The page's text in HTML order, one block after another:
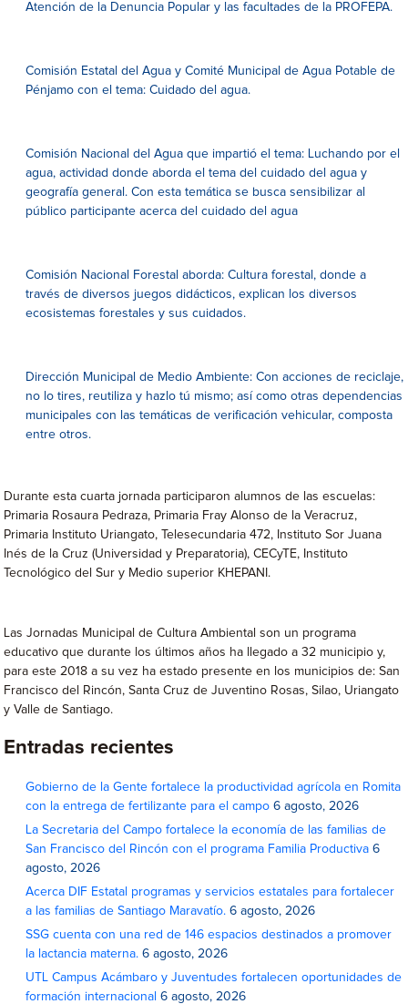
Atención de la Denuncia Popular y las facultades de la PROFEPA.
Comisión Estatal del Agua y Comité Municipal de Agua Potable de
Pénjamo con el tema: Cuidado del agua.
Comisión Nacional del Agua que impartió el tema: Luchando por el
agua, actividad donde aborda el tema del cuidado del agua y
geografía general. Con esta temática se busca sensibilizar al
público participante acerca del cuidado del agua
Comisión Nacional Forestal aborda: Cultura forestal, donde a
través de diversos juegos didácticos, explican los diversos
ecosistemas forestales y sus cuidados.
Dirección Municipal de Medio Ambiente: Con acciones de reciclaje,
no lo tires, reutiliza y hazlo tú mismo; así como otras dependencias
municipales con las temáticas de verificación vehicular, composta
entre otros.
Durante esta cuarta jornada participaron alumnos de las escuelas:
Primaria Rosaura Pedraza, Primaria Fray Alonso de la Veracruz,
Primaria Instituto Uriangato, Telesecundaria 472, Instituto Sor Juana
Inés de la Cruz (Universidad y Preparatoria), CECyTE, Instituto
Tecnológico del Sur y Medio superior KHEPANI.
Las Jornadas Municipal de Cultura Ambiental son un programa
educativo que durante los últimos años ha llegado a 32 municipio y,
para este 2018 a su vez ha estado presente en los municipios de: San
Francisco del Rincón, Santa Cruz de Juventino Rosas, Silao, Uriangato
y Valle de Santiago.
Entradas recientes
Gobierno de la Gente fortalece la productividad agrícola en Romita
con la entrega de fertilizante para el campo 6 agosto, 2026
La Secretaria del Campo fortalece la economía de las familias de
San Francisco del Rincón con el programa Familia Productiva 6
agosto, 2026
Acerca DIF Estatal programas y servicios estatales para fortalecer
a las familias de Santiago Maravatío. 6 agosto, 2026
SSG cuenta con una red de 146 espacios destinados a promover
la lactancia materna. 6 agosto, 2026
UTL Campus Acámbaro y Juventudes fortalecen oportunidades de
formación internacional 6 agosto, 2026